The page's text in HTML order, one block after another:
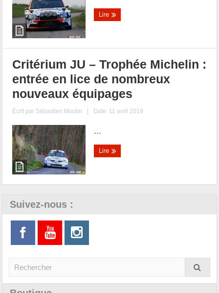
Lire
Critérium JU – Trophée Michelin :
entrée en lice de nombreux
nouveaux équipages
Écrit par Sébastien Moulin | Date: 11 avril 2019
...
Lire
Suivez-nous :